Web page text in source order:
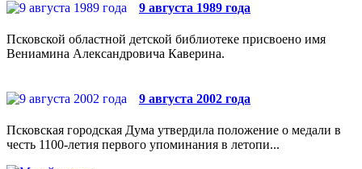
9 августа 1989 года
Псковской областной детской библиотеке присвоено имя
Вениамина Александровича Каверина.
9 августа 2002 года
Псковская городская Дума утвердила положение о медали в
честь 1100-летия первого упоминания в летопи...